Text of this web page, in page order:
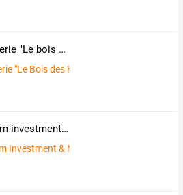
Menuiserie "Le bois des huiles" : Christophe Guillard, votre artisan menuisier sur mesure - 73110 Bourget en huile (Savoie)
"Le Bois des Huiles"
Omivvam-investment.com
Investment & Nouvelle Afrique.